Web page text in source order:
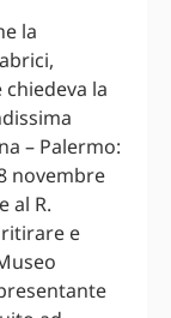
la
la
– Palermo:
novembre
al R.
e